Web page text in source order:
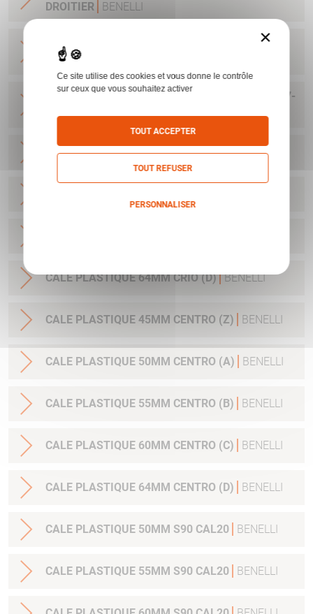
DROITIER BENELLI
POIGNEE ANATOMIQUE MP90S/95E LARGE
GAUCHER
KIT NETTOYAGE C12 BENELLI NNO 1005-15-187-
CALE PLASTIQUE 50MM CRIO (A) BENELLI
CALE PLASTIQUE 64MM CRIO (D) BENELLI
CALE PLASTIQUE 45MM CENTRO (Z) BENELLI
CALE PLASTIQUE 50MM CENTRO (A) BENELLI
CALE PLASTIQUE 55MM CENTRO (B) BENELLI
CALE PLASTIQUE 60MM CENTRO (C) BENELLI
CALE PLASTIQUE 64MM CENTRO (D) BENELLI
CALE PLASTIQUE 50MM S90 CAL20 BENELLI
CALE PLASTIQUE 55MM S90 CAL20 BENELLI
×
Ce site utilise des cookies et vous donne le contrôle
sur ceux que vous souhaitez activer
TOUT ACCEPTER
TOUT REFUSER
PERSONNALISER